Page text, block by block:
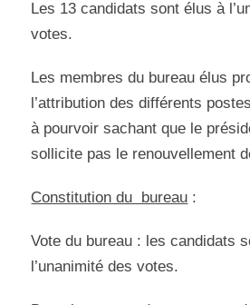
Les 13 candidats sont élus à
votes.
Les membres du bureau élus
l’attribution des différents
à pourvoir sachant que le
sollicite pas le renouvellement
Constitution du bureau :
Vote du bureau : les candidats
l’unanimité des votes.